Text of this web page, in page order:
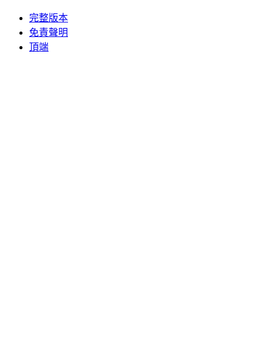
完整版本
免責聲明
頂端